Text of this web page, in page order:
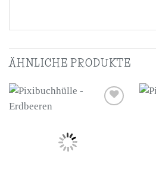
ÄHNLICHE PRODUKTE